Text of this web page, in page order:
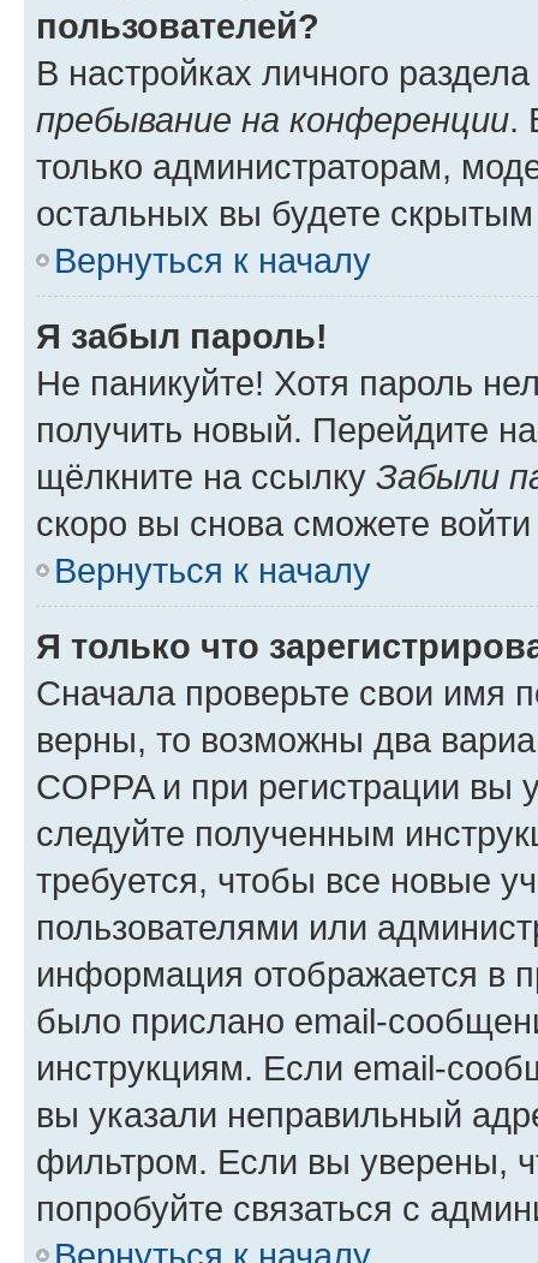
пользователей?
В настройках личного
пребывание на конференции.
только администраторам,
остальных вы будете
Вернуться к началу
Я забыл пароль!
Не паникуйте! Хотя пароль
получить новый. Перейдите
щёлкните на ссылку Забыли
скоро вы снова сможете
Вернуться к началу
Я только что
Сначала проверьте свои имя
верны, то возможны два
COPPA и при регистрации вы
следуйте полученным
требуется, чтобы все новые
пользователями или
информация отображается в
было прислано email-
инструкциям. Если email-
вы указали неправильный
фильтром. Если вы уверены,
попробуйте связаться с
Вернуться к началу